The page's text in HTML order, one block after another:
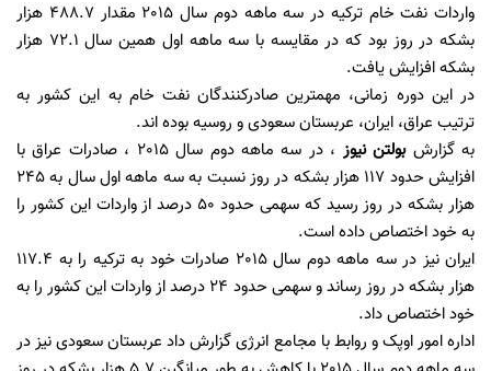
واردات نفت خام ترکیه در سه ماهه دوم سال 2015 مقدار 488.7 هزار
بشکه در روز بود که در مقایسه با سه ماهه اول همین سال 72.1 هزار
بشکه افزایش یافت.
در این دوره زمانی، مهمترین صادرکنندگان نفت خام به این کشور به
ترتیب عراق، ایران، عربستان سعودی و روسیه بوده اند.
به گزارشبولتن نیوز
، در سه ماهه دوم سال 2015 ، صادرات عراق با
افزایش حدود 117 هزار بشکه در روز نسبت به سه ماهه اول سال به 245
هزار بشکه در روز رسید که سهمی حدود 50 درصد از واردات این کشور را
به خود اختصاص داده است.
ایران نیز در سه ماهه دوم سال 2015 صادرات خود به ترکیه را به 117.4
هزار بشکه در روز رساند و سهمی حدود 24 درصد از واردات این کشور را به
خود اختصاص داد.
اداره امور اوپک و روابط با مجامع انرژی گزارش داد عربستان سعودی نیز در